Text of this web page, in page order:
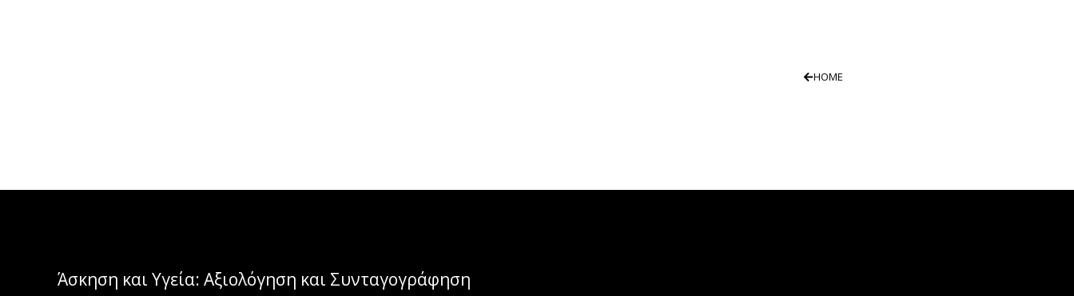
HOME
Άσκηση και Υγεία: Αξιολόγηση και Συνταγογράφηση